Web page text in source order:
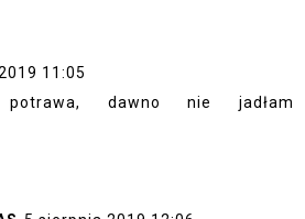
11:05
potrawa, dawno nie jadłam